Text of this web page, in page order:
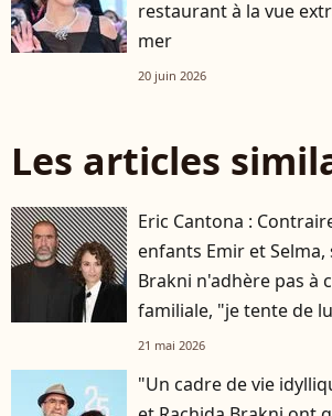
restaurant à la vue
mer
20 juin 2026
Les articles
Eric Cantona :
enfants Emir et Selma,
Brakni n'adhère pas à
familiale, "je tente de
d'avis"
21 mai 2026
"Un cadre de vie